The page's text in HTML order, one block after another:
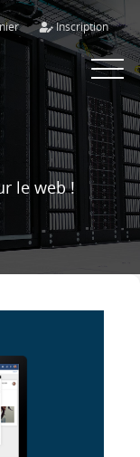
Inscription
le web !